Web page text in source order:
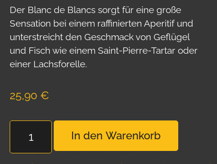
Der Blanc de Blancs sorgt für eine große
Sensation bei einem raffinierten Aperitif und
unterstreicht den Geschmack von Geflügel
und Fisch wie einem Saint-Pierre-Tartar oder
einer Lachsforelle.
25,90 €
In den Warenkorb